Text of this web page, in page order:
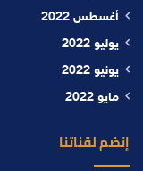
أغسطس 2022
يوليو 2022
يونيو 2022
مايو 2022
إنضم لقناتنا